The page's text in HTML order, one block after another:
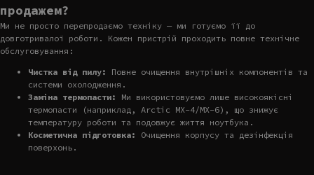
продажем?
Ми не просто перепродаємо техніку — ми готуємо її до
довготривалої роботи. Кожен пристрій проходить повне технічне
обслуговування:
Чистка від пилу:
Повне очищення внутрішніх компонентів та
системи охолодження.
Заміна термопасти:
Ми використовуємо лише високоякісні
термопасти (наприклад, Arctic MX-4/MX-6), що знижує
температуру роботи та подовжує життя ноутбука.
Косметична підготовка:
Очищення корпусу та дезінфекція
поверхонь.